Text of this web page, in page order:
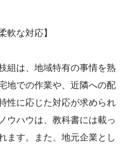
軟な対応】
組は、地域特有の事情を熟
地での作業や、近隣への配
性に応じた対応が求められ
ウハウは、教科書には載っ
ます。また、地元企業とし